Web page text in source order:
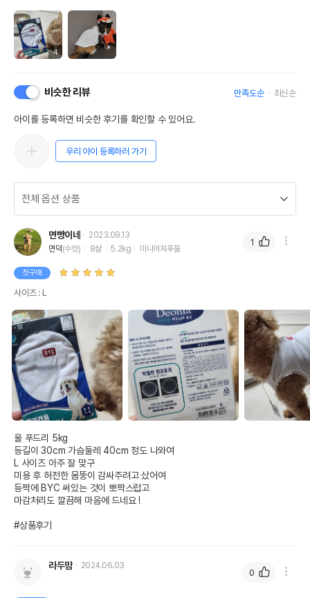
4
비슷한 리뷰 만족도순 최신순
아이를 등록하면 비슷한 후기를 확인할 수 있어요.
우리 아이 등록하러 가기
면빵이네
2023.09.13
면덕(수컷) 8살 5.2kg 미니어처푸들
첫구매
사이즈 : L
울 푸드리 5kg
등길이 30cm 가슴둘레 40cm 정도 나와여
L 사이즈 아주 잘 맞구
미용 후 허전한 몸뚱이 감싸주려고 샀어여
등짝에 BYC 써있는 것이 뽀짝스럽고
마감처리도 깔끔해 마음에 드네요 !
#상품후기
1
라두맘 2024.06.03
0